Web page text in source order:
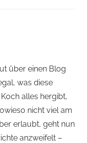
über einen Blog
was diese
alles hergibt,
nicht viel am
erlaubt, geht nun
anzweifelt –